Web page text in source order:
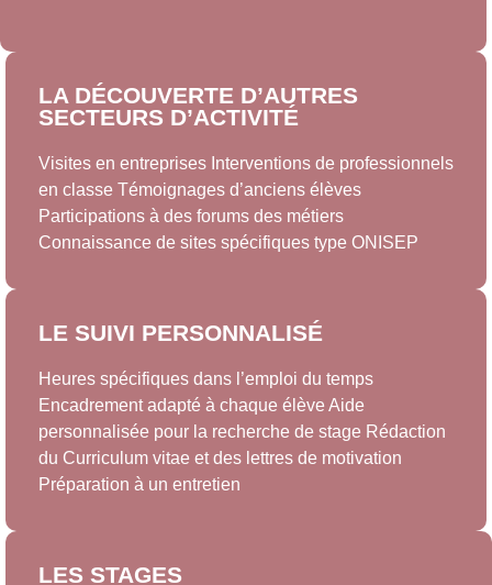
LA DÉCOUVERTE D’AUTRES
SECTEURS D’ACTIVITÉ
Visites en entreprises Interventions de professionnels
en classe Témoignages d’anciens élèves
Participations à des forums des métiers
Connaissance de sites spécifiques type ONISEP
LE SUIVI PERSONNALISÉ
Heures spécifiques dans l’emploi du temps
Encadrement adapté à chaque élève Aide
personnalisée pour la recherche de stage Rédaction
du Curriculum vitae et des lettres de motivation
Préparation à un entretien
LES STAGES